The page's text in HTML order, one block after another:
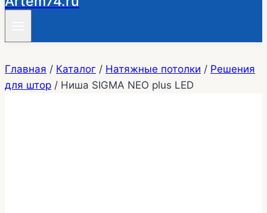
Главная / Каталог / Натяжные потолки / Решения
для штор / Ниша SIGMA NEO plus LED